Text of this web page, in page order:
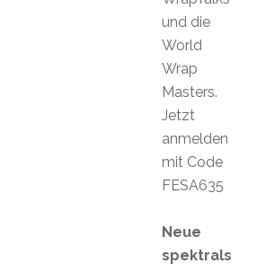
und die
World
Wrap
Masters.
Jetzt
anmelden
mit Code
FESA635
Neue
spektrals